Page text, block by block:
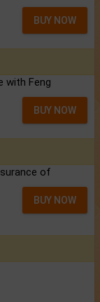
BUY NOW
with Feng
BUY NOW
of
BUY NOW